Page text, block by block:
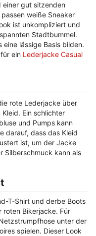
einer gut sitzenden
weiße Sneaker
ist unkompliziert und
Stadtbummel.
lässige Basis bilden.
ein Lederjacke Casual
rote Lederjacke über
Ein schlichter
und Pumps kann
darauf, dass das Kleid
ist, um der Jacke
Silberschmuck kann als
T-Shirt und derbe Boots
roten Bikerjacke. Für
unter der
spielen. Dieser Look